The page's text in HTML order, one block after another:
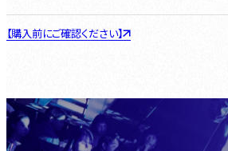
【購入前にご確認ください】